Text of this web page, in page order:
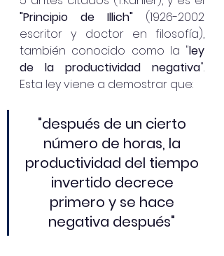
"Principio de Illich" (1926-2002
escritor y doctor en filosofía),
también conocido como la "ley
de la productividad negativa".
Esta ley viene a demostrar que:
"después de un cierto
número de horas, la
productividad del tiempo
invertido decrece
primero y se hace
negativa después"